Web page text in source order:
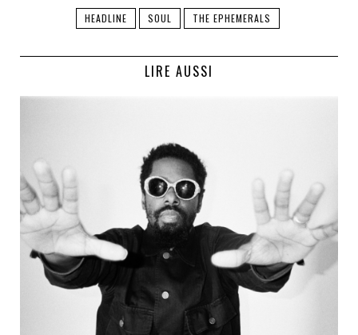
HEADLINE SOUL THE EPHEMERALS
LIRE AUSSI